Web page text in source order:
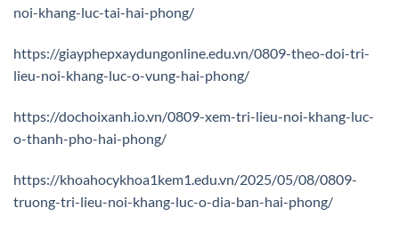
noi-khang-luc-tai-hai-phong/
https://giayphepxaydungonline.edu.vn/0809-theo-doi-tri-
lieu-noi-khang-luc-o-vung-hai-phong/
https://dochoixanh.io.vn/0809-xem-tri-lieu-noi-khang-luc-
o-thanh-pho-hai-phong/
https://khoahocykhoa1kem1.edu.vn/2025/05/08/0809-
truong-tri-lieu-noi-khang-luc-o-dia-ban-hai-phong/